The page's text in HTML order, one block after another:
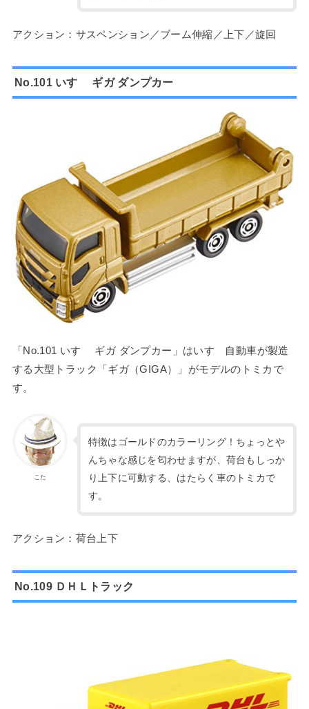
アクション：サスペンション／ブーム伸縮／上下／旋回
No.101 いすゞ ギガ ダンプカー
「No.101 いすゞ ギガ ダンプカー」はいすゞ自動車が製造
する大型トラック「ギガ（GIGA）」がモデルのトミカで
す。
こた
特徴はゴールドのカラーリング！ちょっとや
んちゃな感じを匂わせますが、荷台もしっか
り上下に可動する、はたらく車のトミカで
す。
アクション：荷台上下
No.109 ＤＨＬトラック